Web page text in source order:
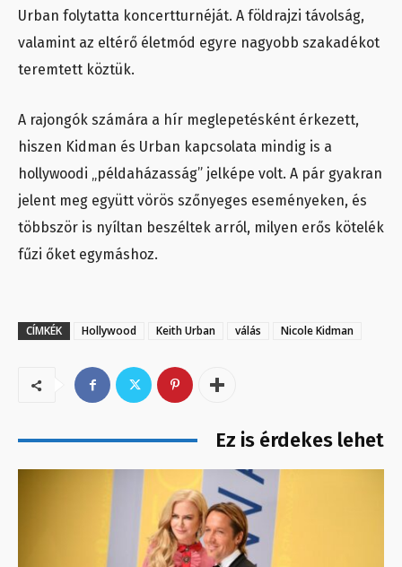
Urban folytatta koncertturnéját. A földrajzi távolság,
valamint az eltérő életmód egyre nagyobb szakadékot
teremtett köztük.
A rajongók számára a hír meglepetésként érkezett,
hiszen Kidman és Urban kapcsolata mindig is a
hollywoodi „példaházasság” jelképe volt. A pár gyakran
jelent meg együtt vörös szőnyeges eseményeken, és
többször is nyíltan beszéltek arról, milyen erős kötelék
fűzi őket egymáshoz.
CÍMKÉK Hollywood Keith Urban válás Nicole Kidman
Ez is érdekes lehet